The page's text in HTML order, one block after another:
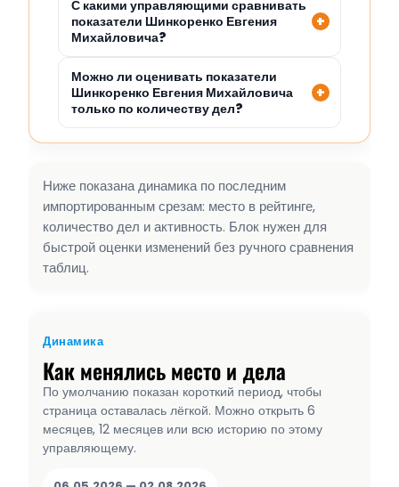
С какими управляющими сравнивать
показатели Шинкоренко Евгения
Михайловича?
Можно ли оценивать показатели
Шинкоренко Евгения Михайловича
только по количеству дел?
Ниже показана динамика по последним
импортированным срезам: место в рейтинге,
количество дел и активность. Блок нужен для
быстрой оценки изменений без ручного сравнения
таблиц.
Динамика
Как менялись место и дела
По умолчанию показан короткий период, чтобы
страница оставалась лёгкой. Можно открыть 6
месяцев, 12 месяцев или всю историю по этому
управляющему.